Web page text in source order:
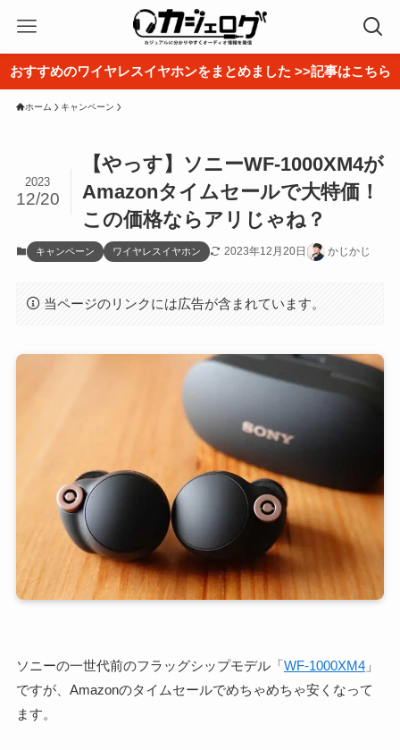
おすすめのワイヤレスイヤホンをまとめました >>記事はこちら
ホーム キャンペーン
【やっす】ソニーWF-1000XM4が
Amazonタイムセールで大特価！
この価格ならアリじゃね？
2023
12/20
キャンペーン ワイヤレスイヤホン 2023年12月20日 かじかじ
当ページのリンクには広告が含まれています。
ソニーの一世代前のフラッグシップモデル「WF-1000XM4」
ですが、Amazonのタイムセールでめちゃめちゃ安くなって
ます。